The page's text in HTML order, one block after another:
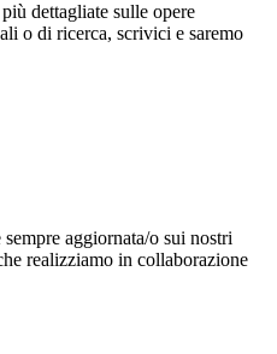
dettagliate sulle opere
o di ricerca, scrivici e saremo
aggiornata/o sui nostri
realizziamo in collaborazione